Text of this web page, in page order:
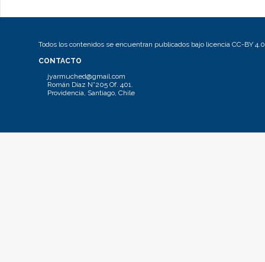
Todos los contenidos se encuentran publicados bajo licencia CC-BY 4.0
CONTACTO
jyarmuched@gmail.com
Román Díaz N°205 Of. 401.
Providencia, Santiago, Chile